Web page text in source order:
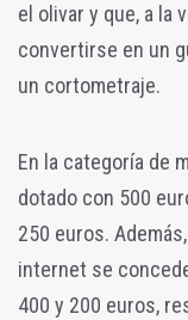
el olivar y que, a la
convertirse en un
un cortometraje.
En la categoría de
dotado con 500
250 euros.
internet se
400 y 200 euros,